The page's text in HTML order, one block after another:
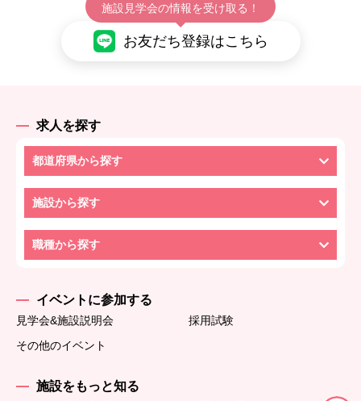
施設見学会の情報を受け取る！
お友だち登録はこちら
求人を探す
都道府県から探す
施設から探す
職種から探す
イベントに参加する
見学会&施設説明会
採用試験
その他のイベント
施設をもっと知る